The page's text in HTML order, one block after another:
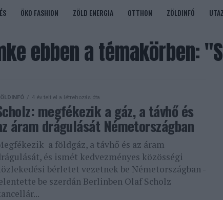
ÖKO FASHION ZÖLD ENERGIA OTTHON ZÖLDINFÓ
ebben a témakörben:
4 év telt el a létrehozás óta
megfékezik a gáz, a távhő és
áram drágulását Németországban
a földgáz, a távhő és az áram
és ismét kedvezményes közösségi
bérletet vezetnek be Németországban -
be szerdán Berlinben Olaf Scholz